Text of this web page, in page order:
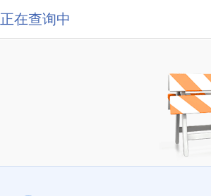
正在查询中